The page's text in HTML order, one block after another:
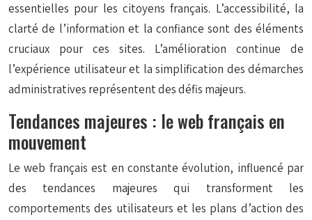
essentielles pour les citoyens français. L’accessibilité, la
clarté de l’information et la confiance sont des éléments
cruciaux pour ces sites. L’amélioration continue de
l’expérience utilisateur et la simplification des démarches
administratives représentent des défis majeurs.
Tendances majeures : le web français en
mouvement
Le web français est en constante évolution, influencé par
des tendances majeures qui transforment les
comportements des utilisateurs et les plans d’action des